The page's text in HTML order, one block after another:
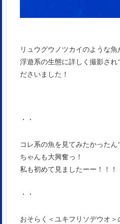
リュウグウノツカイのような
浮遊系の生態に詳しく撮影され
ださいました！
・・
コレ系の魚を見てみたかった
ちゃんも大興奮っ！
私も初めて見ましたーー！！！
・・
おそらく＜ユキフリソデウオ＞